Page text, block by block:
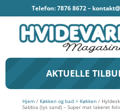
Telefon: 7876 8672 –
AKTUELLE
Hjem/ Køkken og bad > Køkken/
Sabbia (lys sand) – Super mat lakeret